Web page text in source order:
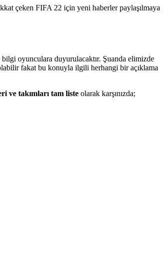
çeken FIFA 22 için yeni haberler paylaşılmaya
oyunculara duyurulacaktır. Şuanda elimizde
fakat bu konuyla ilgili herhangi bir açıklama
ve takımları tam liste olarak karşınızda;